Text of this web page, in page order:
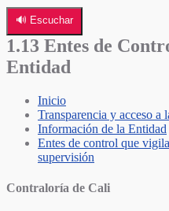
🔊 Escuchar
1.13 Entes de
Entidad
Inicio
Transparencia y acceso a
Información de la Entidad
Entes de control que
supervisión
Contraloría de Cali